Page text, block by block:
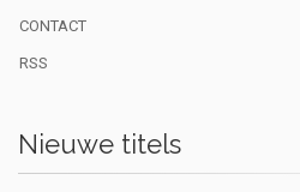
CONTACT
RSS
Nieuwe titels